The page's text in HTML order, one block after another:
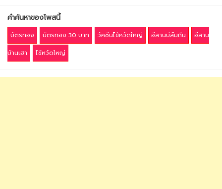
คำค้นหาของโพสนี้
บัตรทอง บัตรทอง 30 บาท วัคซีนไข้หวัดใหญ่ อีสานบ่ลืมถิ่น
อีสาน
บ้านเฮา
ไข้หวัดใหญ่